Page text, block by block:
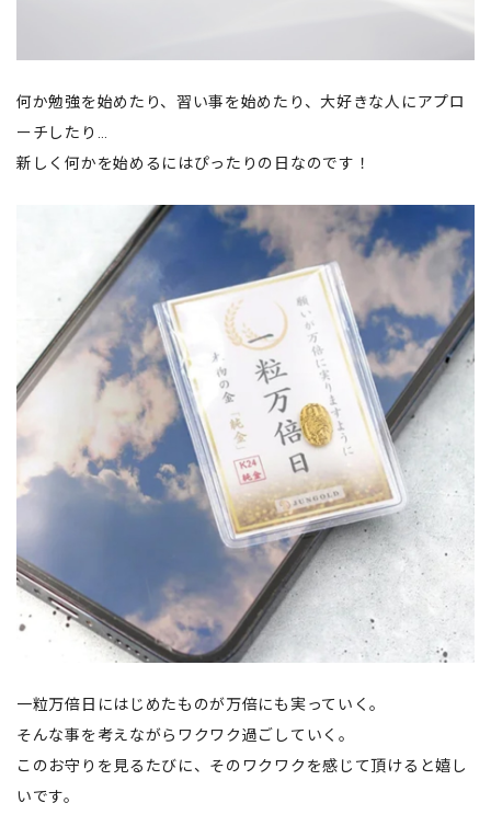
何か勉強を始めたり、習い事を始めたり、大好きな人にアプロ
ーチしたり…
新しく何かを始めるにはぴったりの日なのです！
一粒万倍日にはじめたものが万倍にも実っていく。
そんな事を考えながらワクワク過ごしていく。
このお守りを見るたびに、そのワクワクを感じて頂けると嬉し
いです。